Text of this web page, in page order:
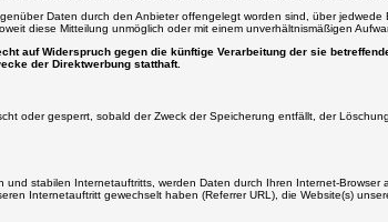
Daten durch den Anbieter offengelegt worden sind, über
diese Mitteilung unmöglich oder mit einem unverhältnismäßigen
auf Widerspruch gegen die künftige Verarbeitung der sie
der Direktwerbung statthaft.
oder gesperrt, sobald der Zweck der Speicherung entfällt, der
stabilen Internetauftritts, werden Daten durch Ihren Internet-
Internetauftritt gewechselt haben (Referrer URL), die Website(s)